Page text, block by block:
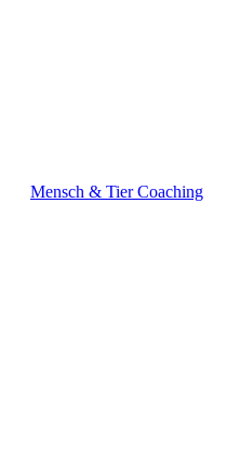
Mensch & Tier Coaching